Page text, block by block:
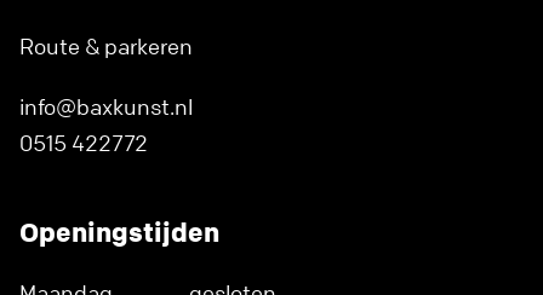
Route & parkeren
info@baxkunst.nl
0515 422772
Openingstijden